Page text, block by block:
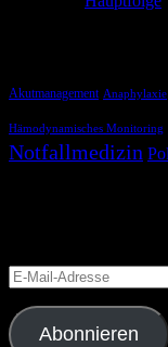
Akutmanagement Anaphylaxie
Hämodynamisches Monitoring
Notfallmedizin
E-
Mail-
Adresse
Abonnieren